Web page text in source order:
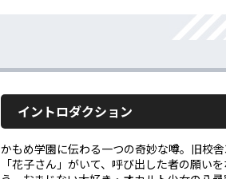
イントロダクション
かもめ学園に伝わる一つの奇妙な噂。旧校
「花子さん」がいて、呼び出した者の願い